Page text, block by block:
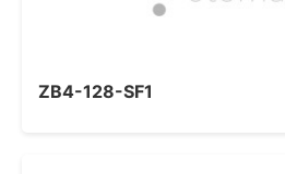
ZB4-128-SF1